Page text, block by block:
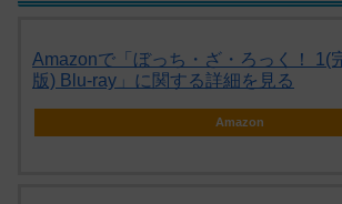
Amazonで「ぼっち・ざ・ろっく！ 1(
版) Blu-ray」に関する詳細を見る
Amazon